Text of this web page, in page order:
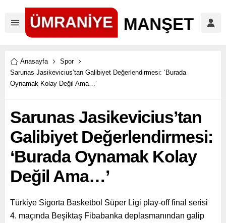
Anasayfa
Spor
Sarunas Jasikevicius’tan Galibiyet Değerlendirmesi: ‘Burada
Oynamak Kolay Değil Ama…’
Sarunas Jasikevicius’tan
Galibiyet Değerlendirmesi:
‘Burada Oynamak Kolay
Değil Ama…’
Türkiye Sigorta Basketbol Süper Ligi play-off final serisi
4. maçında Beşiktaş Fibabanka deplasmanından galip